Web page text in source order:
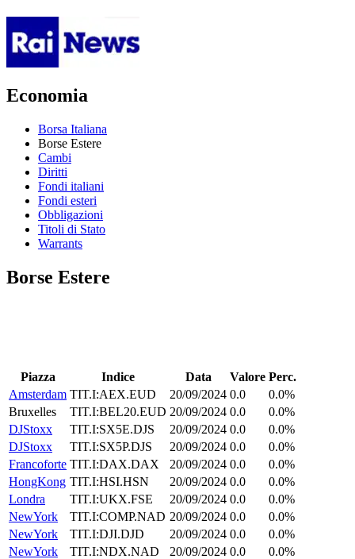
Economia
Borsa Italiana
Borse Estere
Cambi
Diritti
Fondi italiani
Fondi esteri
Obbligazioni
Titoli di Stato
Warrants
Borse Estere
Piazza Indice Data Valore Perc.
Amsterdam TIT.I:AEX.EUD 20/09/2024 0.0
0.0%
Bruxelles
TIT.I:BEL20.EUD 20/09/2024 0.0
0.0%
DJStoxx
TIT.I:SX5E.DJS 20/09/2024 0.0
0.0%
DJStoxx
TIT.I:SX5P.DJS 20/09/2024 0.0
0.0%
Francoforte TIT.I:DAX.DAX 20/09/2024 0.0
0.0%
HongKong TIT.I:HSI.HSN 20/09/2024 0.0
0.0%
Londra
TIT.I:UKX.FSE 20/09/2024 0.0
0.0%
NewYork
TIT.I:COMP.NAD 20/09/2024 0.0
0.0%
NewYork
TIT.I:DJI.DJD 20/09/2024 0.0
0.0%
NewYork
TIT.I:NDX.NAD 20/09/2024 0.0
0.0%